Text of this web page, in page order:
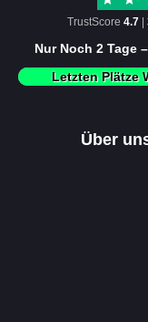
TrustScore4.7 |
Nur Noch 2 Tage
Letzten Plätze
Über